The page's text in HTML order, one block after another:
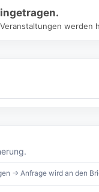
werden
→ Anfrage wird an den